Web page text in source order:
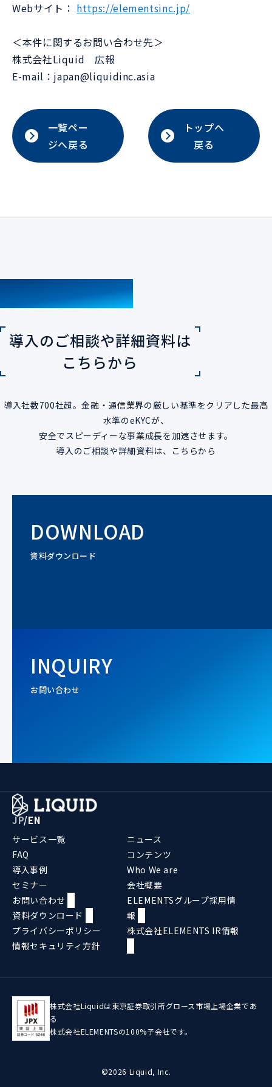
Webサイト： https://elementsinc.jp/
＜本件に関するお問い合わせ先＞
株式会社Liquid 広報
E-mail：japan@liquidinc.asia
一覧ペー
ジへ戻る
トップへ
戻る
CONTACT
導入のご相談や詳細資料は
こちらから
導入社数700社超。金融・通信業界の厳しい基準をクリアした最高
水準のeKYCが、
安全でスピーディーな事業成長を加速させます。
導入のご相談や詳細資料は、こちらから
DOWNLOAD
資料ダウンロード
INQUIRY
お問い合わせ
JP/EN
サービス一覧
FAQ
導入事例
セミナー
ニュース
コンテンツ
Who We are
会社概要
お問い合わせ
資料ダウンロード
プライバシーポリシー
情報セキュリティ方針
ELEMENTSグループ採用情
報
株式会社ELEMENTS IR情報
株式会社Liquidは東京証券取引所グロース市場上場企業であ
る
株式会社ELEMENTSの100%子会社です。
©2026 Liquid, Inc.